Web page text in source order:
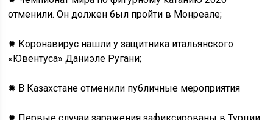
отменили. Он должен был пройти в Монреале;
✹ Коронавирус нашли у защитника итальянского
«Ювентуса» Даниэле Ругани;
✹ В Казахстане отменили публичные мероприятия